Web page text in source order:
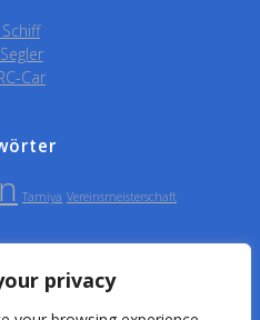
privacy
Car
Tamiya Vereinsmeisterschaft
Flensburg